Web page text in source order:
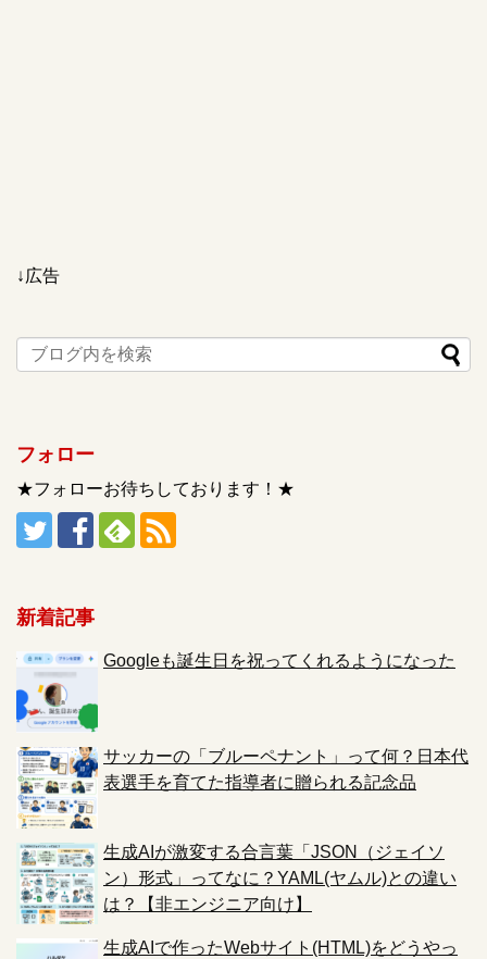
↓広告
フォロー
★フォローお待ちしております！★
新着記事
Googleも誕生日を祝ってくれるようになった
サッカーの「ブルーペナント」って何？日本代
表選手を育てた指導者に贈られる記念品
生成AIが激変する合言葉「JSON（ジェイソ
ン）形式」ってなに？YAML(ヤムル)との違い
は？【非エンジニア向け】
生成AIで作ったWebサイト(HTML)をどうやっ